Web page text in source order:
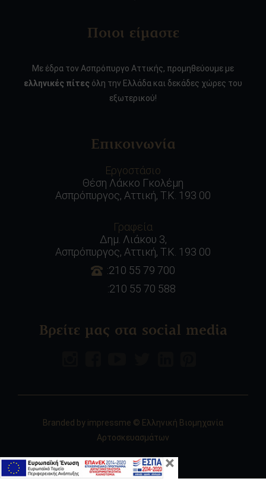
Ποιοι είμαστε
Με έδρα τον Ασπρόπυργο Αττικής, προμηθεύουμε με
ελληνικές πίτες όλη την Ελλάδα και δεκάδες χώρες του
εξωτερικού!
Επικοινωνία
Εργοστάσιο
Θέση Λάκκο Γκολέμη
Ασπρόπυργος, Αττική, Τ.Κ. 193 00
Γραφεία
Δημ. Λιάκου 3,
Ασπρόπυργος, Αττική, Τ.Κ. 193 00
:210 55 79 700
:210 55 70 588
Βρείτε μας στα social media
Branded by impressme © Ελληνική Βιομηχανία
Αρτοσκευασμάτων
×